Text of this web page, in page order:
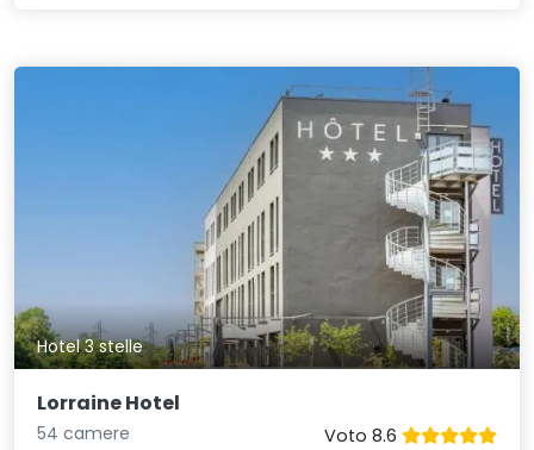
Hotel 3 stelle
Lorraine Hotel
54 camere
Voto 8.6